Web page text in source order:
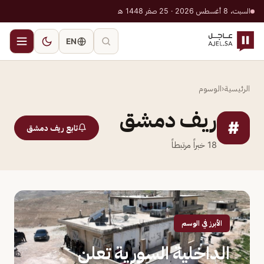
السبت، 8 أغسطس 2026 · 25 صفر 1448 هـ
EN
الرئيسية‹الوسوم
# ريف دمشق
18 خبراً مرتبطاً
تابع ريف دمشق
الأبرز في الوسم
الداخلية السورية تعلن